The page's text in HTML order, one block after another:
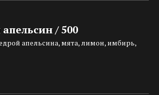
/ 500
апельсина, мята, лимон, имбирь,